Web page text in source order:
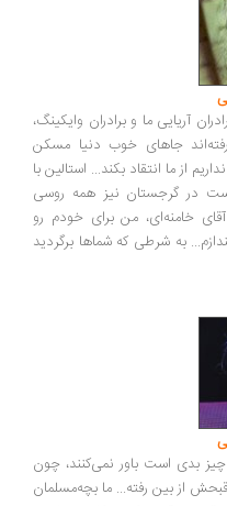
ما و برادران وایکینگ،
جاهای خوب دنیا مسکن
انتقاد بکند... استالین با
نیز همه روسی
من برای خودم رو
شرطی که شماها برگردید
است باور نمی‌کنند، چون
رفته... ما بچه‌مسلمان